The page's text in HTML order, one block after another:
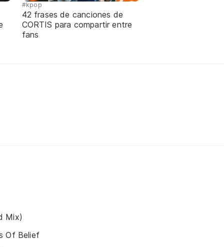
#kpop
42 frases de canciones de
CORTIS para compartir entre
fans
Mix)
Of Belief